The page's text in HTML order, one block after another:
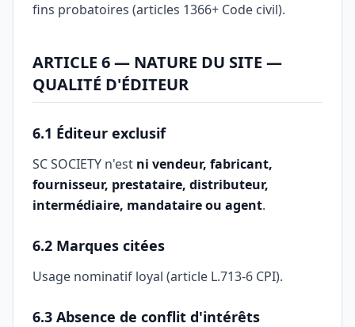
fins probatoires (articles 1366+ Code civil).
ARTICLE 6 — NATURE DU SITE —
QUALITÉ D'ÉDITEUR
6.1 Éditeur exclusif
SC SOCIETY n'est ni vendeur, fabricant,
fournisseur, prestataire, distributeur,
intermédiaire, mandataire ou agent.
6.2 Marques citées
Usage nominatif loyal (article L.713-6 CPI).
6.3 Absence de conflit d'intérêts